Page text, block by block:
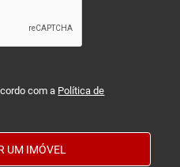
com a Política de
UM IMÓVEL